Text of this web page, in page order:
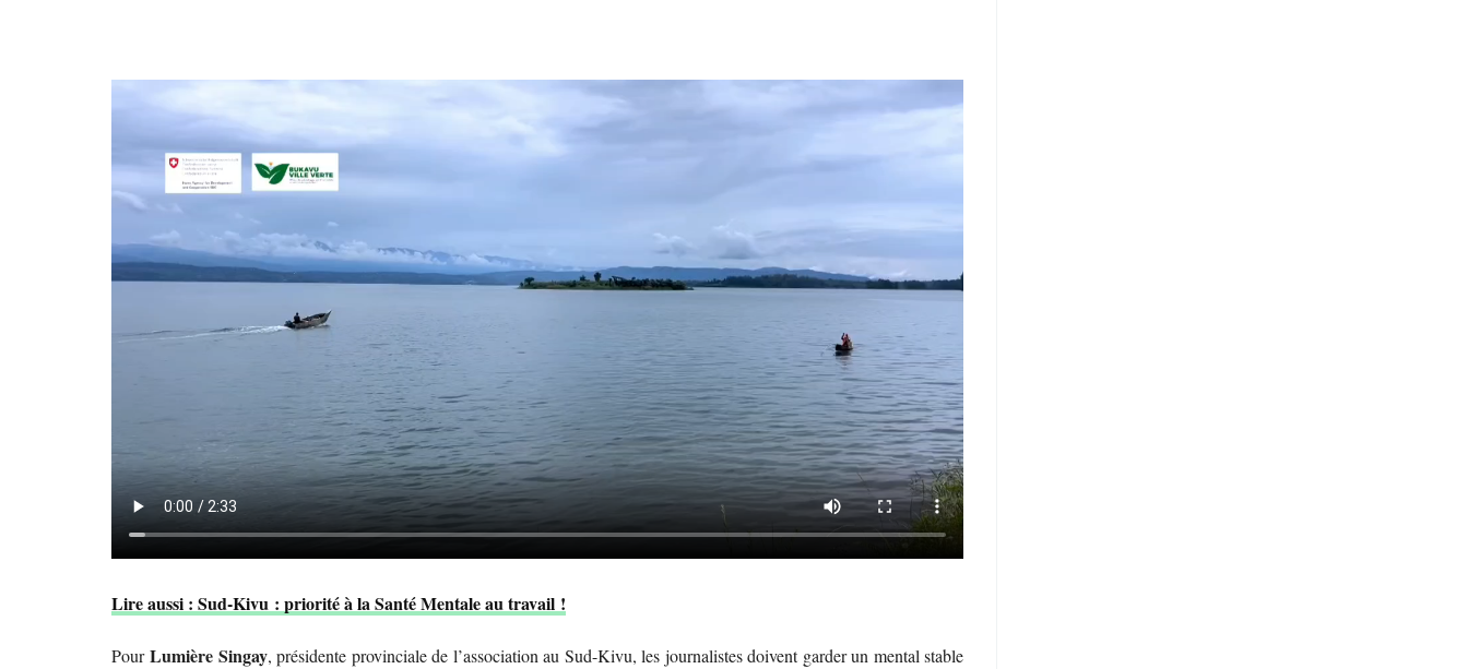
Lire aussi : Sud-Kivu : priorité à la Santé Mentale au travail !
PourLumière Singay, présidente provinciale de l’association au Sud-Kivu, les journalistes doivent garder un mental stable